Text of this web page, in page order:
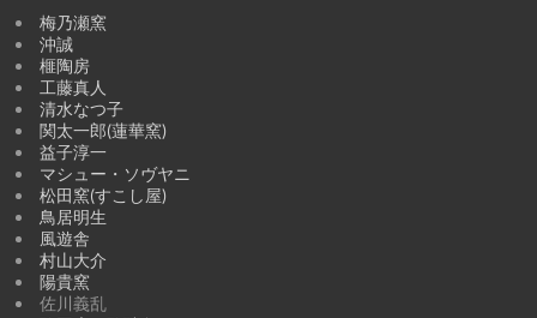
梅乃瀬窯
沖誠
榧陶房
工藤真人
清水なつ子
関太一郎(蓮華窯)
益子淳一
マシュー・ソヴヤニ
松田窯(すこし屋)
鳥居明生
風遊舎
村山大介
陽貴窯
佐川義乱